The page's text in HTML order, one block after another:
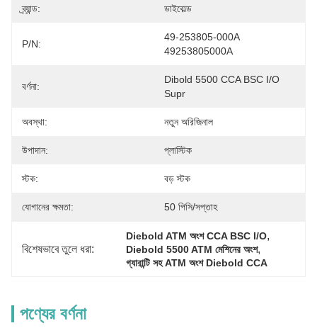
ব্র্যান্ড: ডাইবোল্ড
P/N:
49-253805-000A
49253805000A
বর্ণনা:
Dibold 5500 CCA BSC I/O
Supr
অবস্থা: নতুন অরিজিনাল
উপাদান: প্লাস্টিক
স্টক: বড় স্টক
যোগানের ক্ষমতা: 50 পিসি/সপ্তাহ
বিশেষভাবে তুলে ধরা:
Diebold ATM অংশ CCA BSC I/O,
Diebold 5500 ATM মেশিনের অংশ,
গ্যারান্টি সহ ATM অংশ Diebold CCA
পণ্যের বর্ণনা